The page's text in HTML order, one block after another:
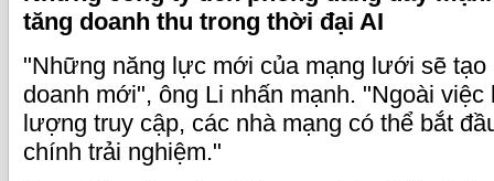
tăng doanh thu trong thời đại AI
"Những năng lực mới của mạng lưới sẽ tạo
doanh mới", ông Li nhấn mạnh. "Ngoài
lượng truy cập, các nhà mạng có thể bắt
chính trải nghiệm."